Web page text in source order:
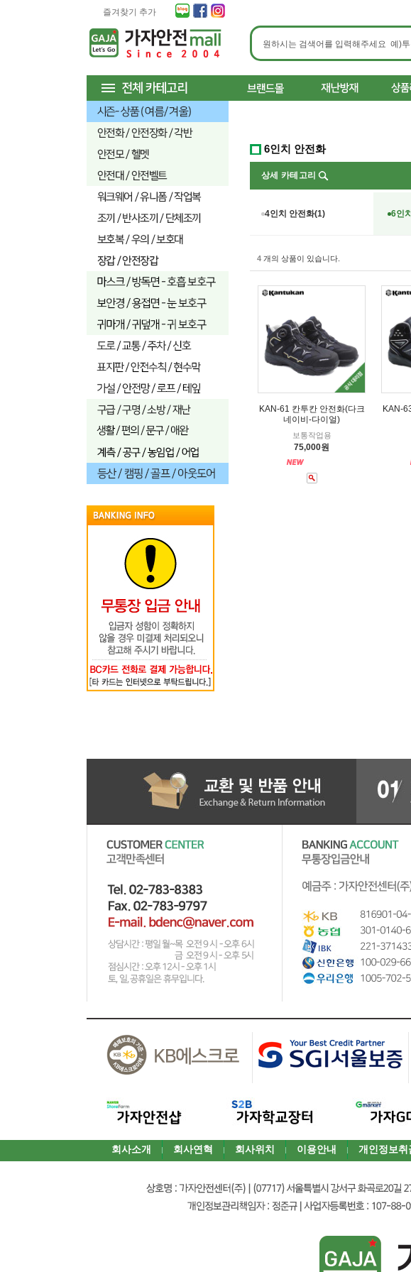
즐겨찾기 추가
6인치 안전화
상세 카테고리
4인치 안전화(1) 6인
4 개의 상품이 있습니다.
KAN-61 칸투칸 안전화(다크
네이비-다이얼)
보통작업용
75,000원
KAN-
회사소개 회사연혁 회사위치 이용안내 개인정보취